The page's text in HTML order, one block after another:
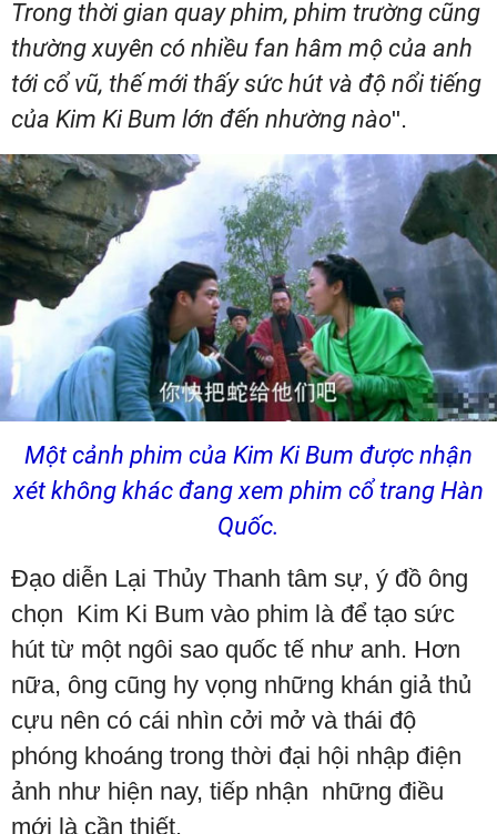
Trong thời gian quay phim, phim trường cũng
thường xuyên có nhiều fan hâm mộ của anh
tới cổ vũ, thế mới thấy sức hút và độ nổi tiếng
của Kim Ki Bum lớn đến nhường nào".
Một cảnh phim của Kim Ki Bum được nhận
xét không khác đang xem phim cổ trang Hàn
Quốc.
Đạo diễn Lại Thủy Thanh tâm sự, ý đồ ông
chọn Kim Ki Bum vào phim là để tạo sức
hút từ một ngôi sao quốc tế như anh. Hơn
nữa, ông cũng hy vọng những khán giả thủ
cựu nên có cái nhìn cởi mở và thái độ
phóng khoáng trong thời đại hội nhập điện
ảnh như hiện nay, tiếp nhận những điều
mới là cần thiết.